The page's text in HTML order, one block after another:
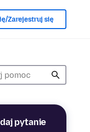
Zarejestruj się
pytanie